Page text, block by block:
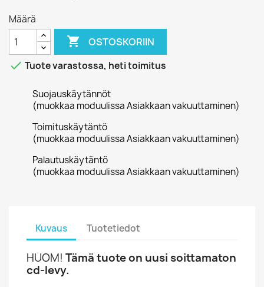
Määrä
 OSTOSKORIIN
 Tuote varastossa, heti toimitus
Suojauskäytännöt
(muokkaa moduulissa Asiakkaan vakuuttaminen)
Toimituskäytäntö
(muokkaa moduulissa Asiakkaan vakuuttaminen)
Palautuskäytäntö
(muokkaa moduulissa Asiakkaan vakuuttaminen)
Kuvaus Tuotetiedot
HUOM! Tämä tuote on uusi soittamaton
cd-levy.